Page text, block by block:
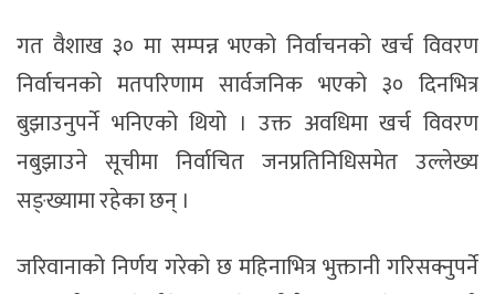
गत वैशाख ३० मा सम्पन्न भएको निर्वाचनको खर्च विवरण
निर्वाचनको मतपरिणाम सार्वजनिक भएको ३० दिनभित्र
बुझाउनुपर्ने भनिएको थियो । उक्त अवधिमा खर्च विवरण
नबुझाउने सूचीमा निर्वाचित जनप्रतिनिधिसमेत उल्लेख्य
सङ्ख्यामा रहेका छन् ।
जरिवानाको निर्णय गरेको छ महिनाभित्र भुक्तानी गरिसक्नुपर्ने